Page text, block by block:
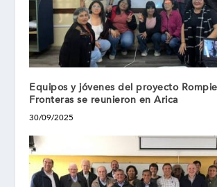
Equipos y jóvenes del proyecto
Fronteras se reunieron en Arica
30/09/2025